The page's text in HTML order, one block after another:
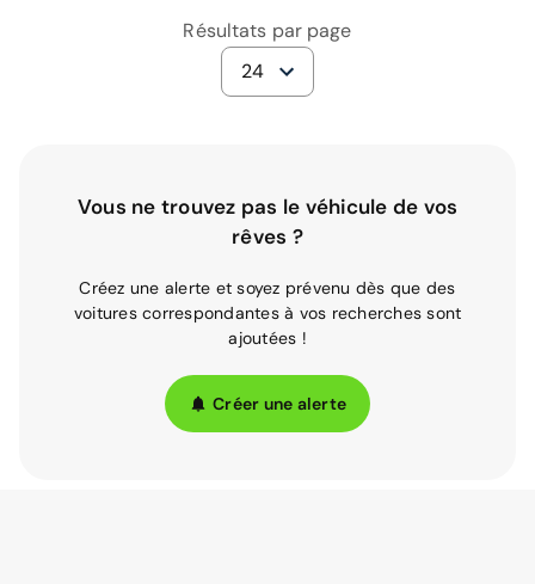
Résultats par page
24
Vous ne trouvez pas le véhicule de vos
rêves ?
Créez une alerte et soyez prévenu dès que des
voitures correspondantes à vos recherches sont
ajoutées !
Créer une alerte